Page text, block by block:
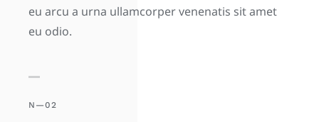
eu arcu a urna ullamcorper venenatis sit amet
eu odio.
N—02